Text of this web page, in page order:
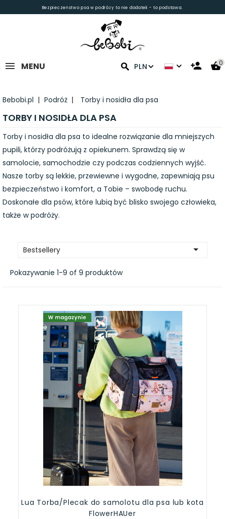
Bezpieczeństwo psa w podróży to nie dodatek - to podstawa.
0
PLN
MENU
Bebobi.pl Podróż Torby i nosidła dla psa
TORBY I NOSIDŁA DLA PSA
Torby i nosidła dla psa to idealne rozwiązanie dla mniejszych
pupili, którzy podróżują z opiekunem. Sprawdzą się w
samolocie, samochodzie czy podczas codziennych wyjść.
Nasze torby są lekkie, przewiewne i wygodne, zapewniają psu
bezpieczeństwo i komfort, a Tobie – swobodę ruchu.
Doskonałe dla psów, które lubią być blisko swojego człowieka,
także w podróży.
Bestsellery 
Pokazywanie 1-9 of 9 produktów
Lua Torba/Plecak do samolotu dla psa lub kota
FlowerHAUer